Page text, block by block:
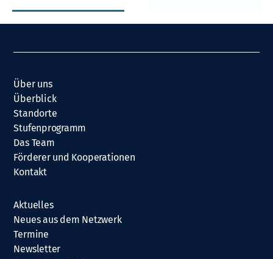
Über uns
Überblick
Standorte
Stufenprogramm
Das Team
Förderer und Kooperationen
Kontakt
Aktuelles
Neues aus dem Netzwerk
Termine
Newsletter